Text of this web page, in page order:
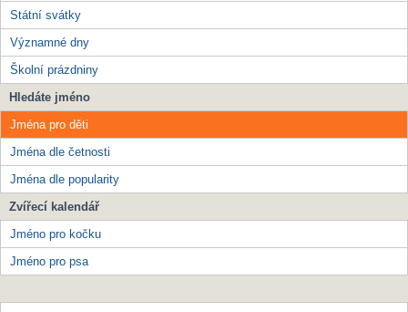
Státní svátky
Významné dny
Školní prázdniny
Hledáte jméno
Jména pro děti
Jména dle četnosti
Jména dle popularity
Zvířecí kalendář
Jméno pro kočku
Jméno pro psa